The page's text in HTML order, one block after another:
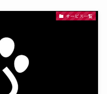
サービス一覧